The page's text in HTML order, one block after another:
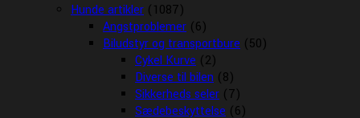
Hunde artikler (1087)
Angstproblemer (6)
Biludstyr og transportbure (50)
Cykel Kurve (2)
Diverse til bilen (8)
Sikkerheds seler (7)
Sædebeskyttelse (6)